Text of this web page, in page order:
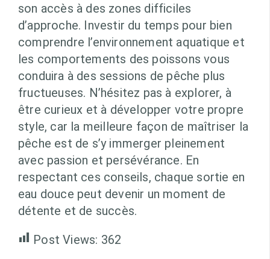
son accès à des zones difficiles
d’approche. Investir du temps pour bien
comprendre l’environnement aquatique et
les comportements des poissons vous
conduira à des sessions de pêche plus
fructueuses. N’hésitez pas à explorer, à
être curieux et à développer votre propre
style, car la meilleure façon de maîtriser la
pêche est de s’y immerger pleinement
avec passion et persévérance. En
respectant ces conseils, chaque sortie en
eau douce peut devenir un moment de
détente et de succès.
Post Views: 362